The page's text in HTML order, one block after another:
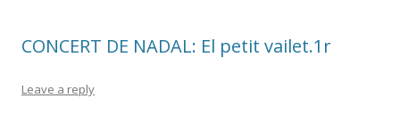
k ix
CONCERT DE NADAL: El petit vailet.1r
Leave a reply